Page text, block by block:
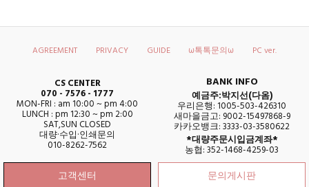
AGREEMENT PRIVACY GUIDE ω톡톡문의ω PC ver.
CS CENTER
070 - 7576 - 1777
MON-FRI : am 10:00 ~ pm 4:00
LUNCH : pm 12:30 ~ pm 2:00
SAT,SUN CLOSED
대량·수입·인쇄문의
010-8262-7562
고객센터
BANK INFO
예금주:박지선(다옴)
우리은행: 1005-503-426310
새마을금고: 9002-15497868-9
카카오뱅크: 3333-03-3580622
*대량주문시입금계좌*
농협: 352-1468-4259-03
문의게시판